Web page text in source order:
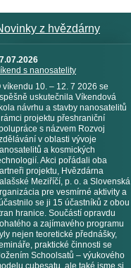
z hvězdárny
s nanosatelity
víkendu 10. – 12. 7 2026 se
uskutečnila Víkendová
návrhu a stavby nanosatelitů
projektu přeshraniční
s názvem Rozvoj
v oblasti vývoje
a kosmických
Akci pořádali oba
projektu, Hvězdárna
Meziříčí, p. o. a Slovenská
pre vesmírné aktivity a
se ji 15 účastníků z obou
hranice. Součástí opravdu
a zajímavého programu
nejen teoretické přednášky,
praktické činnosti se
Schoolsatů – výukového
cubesatu, ale také jsme si